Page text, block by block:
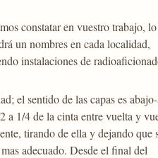
constatar en vuestro trabajo,
un nombres en cada localidad,
instalaciones de
el sentido de las capas es
a 1/4 de la cinta entre vuelta y
tirando de ella y dejando que
adecuado. Desde el final del